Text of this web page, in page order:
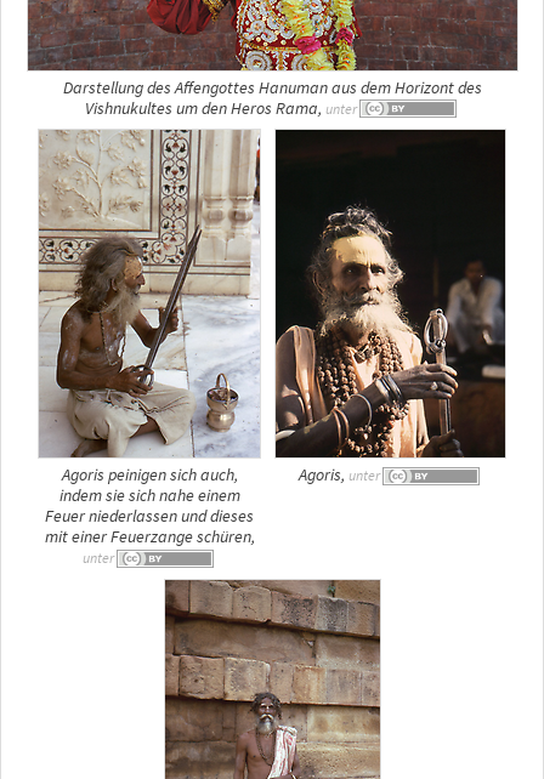
Darstellung des Affengottes Hanuman aus dem Horizont des
Vishnukultes um den Heros Rama, unter
Agoris peinigen sich auch,
indem sie sich nahe einem
Feuer niederlassen und dieses
mit einer Feuerzange schüren,
unter
Agoris, unter